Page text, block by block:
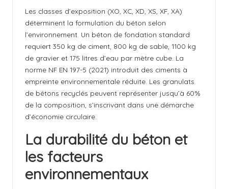
Les classes d’exposition (XO, XC, XD, XS, XF, XA)
déterminent la formulation du béton selon
l’environnement. Un béton de fondation standard
requiert 350 kg de ciment, 800 kg de sable, 1100 kg
de gravier et 175 litres d’eau par mètre cube. La
norme NF EN 197-5 (2021) introduit des ciments à
empreinte environnementale réduite. Les granulats
de bétons recyclés peuvent représenter jusqu’à 60%
de la composition, s’inscrivant dans une démarche
d’économie circulaire.
La durabilité du béton et
les facteurs
environnementaux